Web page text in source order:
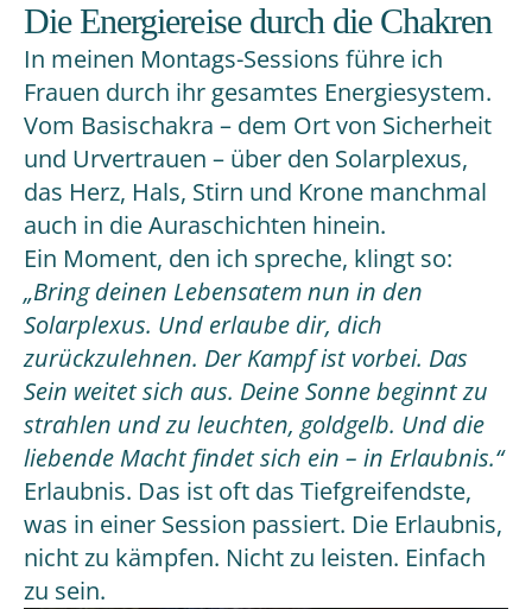
Die Energiereise durch die Chakren
In meinen Montags-Sessions führe ich
Frauen durch ihr gesamtes Energiesystem.
Vom Basischakra – dem Ort von Sicherheit
und Urvertrauen – über den Solarplexus,
das Herz, Hals, Stirn und Krone manchmal
auch in die Auraschichten hinein.
Ein Moment, den ich spreche, klingt so:
„Bring deinen Lebensatem nun in den
Solarplexus. Und erlaube dir, dich
zurückzulehnen. Der Kampf ist vorbei. Das
Sein weitet sich aus. Deine Sonne beginnt zu
strahlen und zu leuchten, goldgelb. Und die
liebende Macht findet sich ein – in Erlaubnis.“
Erlaubnis. Das ist oft das Tiefgreifendste,
was in einer Session passiert. Die Erlaubnis,
nicht zu kämpfen. Nicht zu leisten. Einfach
zu sein.